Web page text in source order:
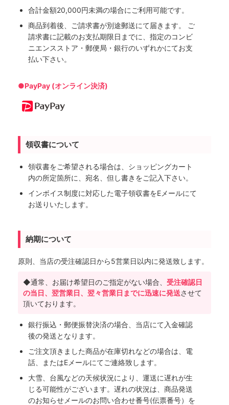
合計金額20,000円未満の場合にご利用可能です。
商品到着後、ご請求書が別途郵送にて届きます。 ご
請求書に記載のお支払期限日までに、指定のコンビ
ニエンスストア・郵便局・銀行のいずれかにてお支
払い下さい。
●PayPay (オンライン決済)
領収書について
領収書をご希望される場合は、ショッピングカート
内の所定箇所に、宛名、但し書きをご記入下さい。
インボイス制度に対応した電子領収書をEメールにて
お送りいたします。
納期について
原則、当店の受注確認日から5営業日以内に発送致します。
◆通常、お届け希望日のご指定がない場合、 受注確認日
の当日、翌営業日、翌々営業日までに迅速に発送させて
頂いております。
銀行振込・郵便振替決済の場合、当店にて入金確認
後の発送となります。
ご注文頂きました商品が在庫切れなどの場合は、電
話、またはEメールにてご連絡致します。
大雪、台風などの天候状況により、運送に遅れが生
じる可能性がございます。遅れの状況は、商品発送
のお知らせメールのお問い合わせ番号(伝票番号）を